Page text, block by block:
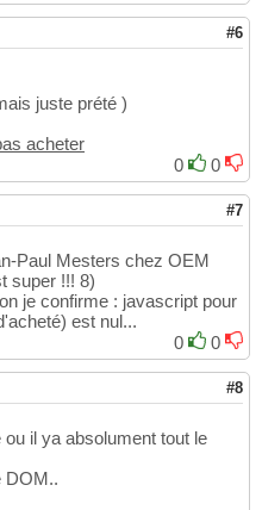
#6
juste prété )
acheter
0
0
#7
Paul Mesters chez OEM
super !!! 8)
je confirme : javascript pour
est nul...
0
0
#8
il ya absolument tout le
DOM..